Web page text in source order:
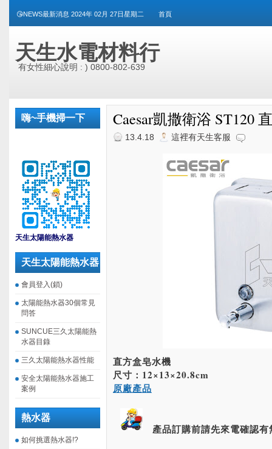
😘NEWS最新消息 2024年 02月 27日星期二 首頁
天生水電材料行
有女性細心說明 : ) 0800-802-639
嗨~手機掃一下
天生太陽能熱水器
天生太陽能熱水器
會員登入(鎖)
太陽能熱水器30個常見
問答
SUNCUE三久太陽能熱
水器目錄
三久太陽能熱水器性能
安全太陽能熱水器施工
案例
熱水器
如何挑選熱水器!?
Caesar凱撒衛浴 ST120
13.4.18 這裡有天生客服
直方盒皂水機
尺寸：12×13×20.8cm
原廠產品
產品訂購前請先來電確認有